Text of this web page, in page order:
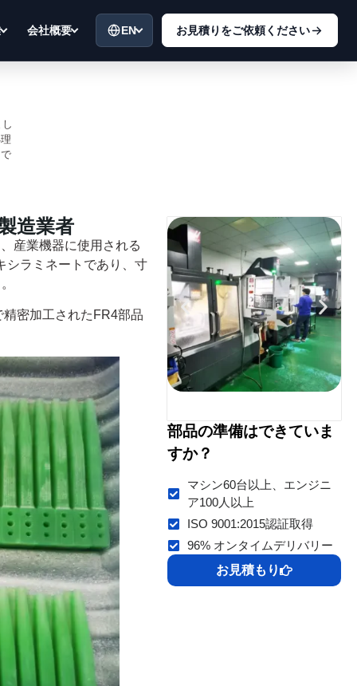
会社概要 EN お見積りをご依頼ください
造業者
産業機器に使用される
シラミネートであり、寸
密加工されたFR4部品
部品の準備はできていま
すか？
マシン60台以上、エンジニ
ア100人以上
ISO 9001:2015認証取得
96% オンタイムデリバリー
お見積もり